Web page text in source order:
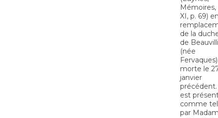
Mémoires,
XI, p. 69)
de la
de
(née
morte le
janvier
précédent.
est
comme
par